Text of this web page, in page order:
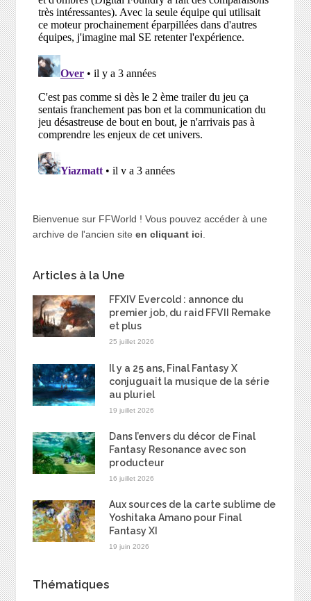
Bienvenue sur FFWorld ! Vous pouvez accéder à une
archive de l'ancien site en cliquant ici
Articles à la Une
FFXIV Evercold : annonce du
premier job, du raid FFVII Remake
et plus
25 juillet 2026
Il y a 25 ans, Final Fantasy X
conjuguait la musique de la série
au pluriel
19 juillet 2026
Dans l’envers du décor de Final
Fantasy Resonance avec son
producteur
16 juillet 2026
Aux sources de la carte sublime de
Yoshitaka Amano pour Final
Fantasy XI
19 juin 2026
Thématiques